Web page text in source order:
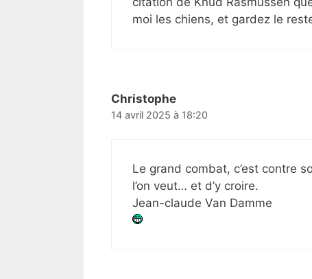
moi les chiens, et gardez le
Christophe
14 avril 2025 à 18:20
Le grand combat, c’est contre
l’on veut… et d’y croire.
Jean-claude Van Damme